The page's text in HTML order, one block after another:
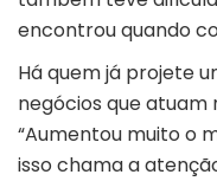
encontrou quando
Há quem já projete
negócios que atuam
“Aumentou muito o
isso chama a